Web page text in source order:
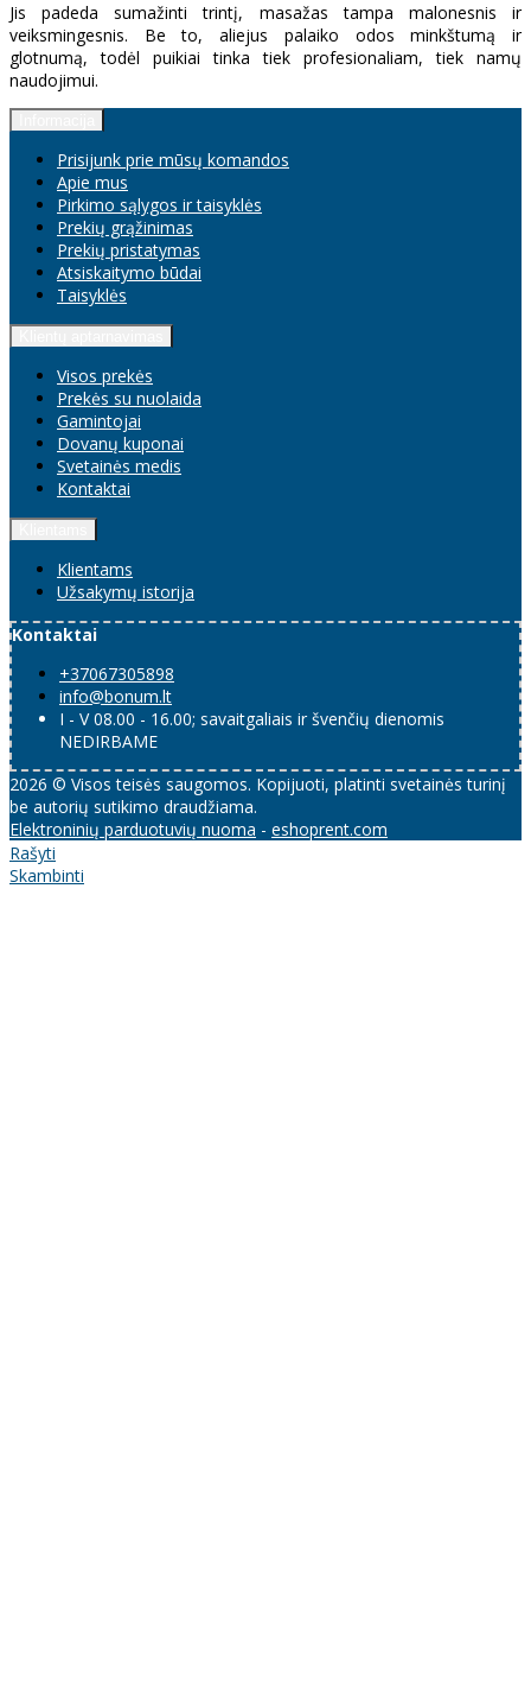
Jis padeda sumažinti trintį, masažas tampa malonesnis ir
veiksmingesnis. Be to, aliejus palaiko odos minkštumą ir
glotnumą, todėl puikiai tinka tiek profesionaliam, tiek namų
naudojimui.
Prisijunk prie mūsų komandos
Apie mus
Pirkimo sąlygos ir taisyklės
Prekių grąžinimas
Prekių pristatymas
Atsiskaitymo būdai
Taisyklės
Visos prekės
Prekės su nuolaida
Gamintojai
Dovanų kuponai
Svetainės medis
Kontaktai
Klientams
Užsakymų istorija
Kontaktai
+37067305898
info@bonum.lt
I - V 08.00 - 16.00; savaitgaliais ir švenčių dienomis
NEDIRBAME
2026 © Visos teisės saugomos. Kopijuoti, platinti svetainės turinį
be autorių sutikimo draudžiama.
Elektroninių parduotuvių nuoma - eshoprent.com
Rašyti
Skambinti